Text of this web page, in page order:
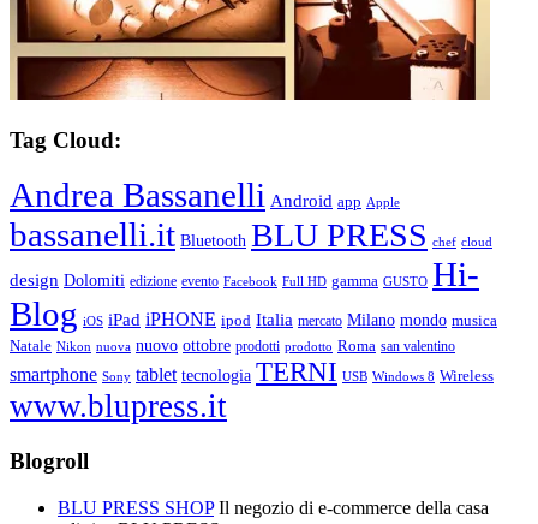
Tag Cloud:
Andrea Bassanelli Android app Apple
bassanelli.it Bluetooth BLU PRESS chef cloud
design Dolomiti edizione evento Facebook Full HD gamma GUSTO Hi-
Blog iOS iPad iPHONE ipod Italia mercato Milano mondo musica
Natale Nikon nuova nuovo ottobre prodotti prodotto Roma san valentino
smartphone Sony tablet tecnologia TERNI USB Windows 8 Wireless
www.blupress.it
Blogroll
BLU PRESS SHOPIl negozio di e-commerce della casa